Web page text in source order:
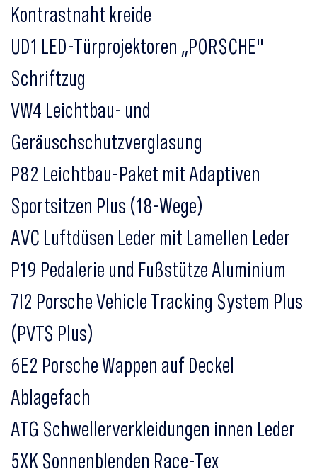
Kontrastnaht kreide
UD1 LED-Türprojektoren „PORSCHE"
Schriftzug
VW4 Leichtbau- und
Geräuschschutzverglasung
P82 Leichtbau-Paket mit Adaptiven
Sportsitzen Plus (18-Wege)
AVC Luftdüsen Leder mit Lamellen Leder
P19 Pedalerie und Fußstütze Aluminium
7I2 Porsche Vehicle Tracking System Plus
(PVTS Plus)
6E2 Porsche Wappen auf Deckel
Ablagefach
ATG Schwellerverkleidungen innen Leder
5XK Sonnenblenden Race-Tex